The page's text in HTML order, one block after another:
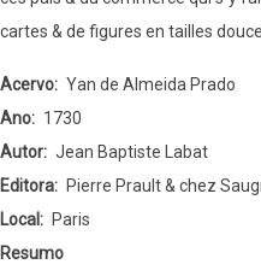
Guinée,
isles
voisines,
a
Cayénne,
cartes & de figures en tailles
Acervo
Yan de Almeida Prado
Ano
1730
Autor
Jean Baptiste Labat
Editora
Pierre Prault & chez
Local
Paris
Resumo